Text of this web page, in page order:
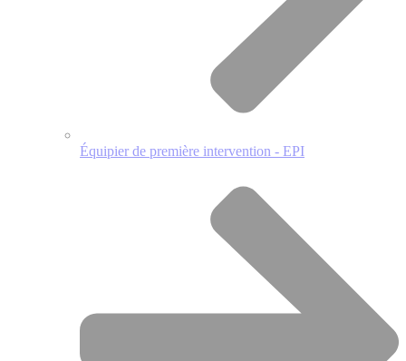
Équipier de première intervention - EPI